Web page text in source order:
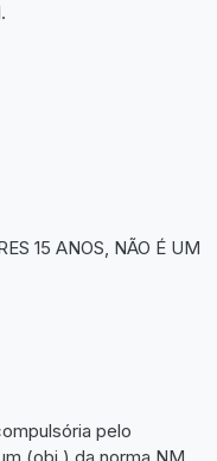
15 ANOS, NÃO É UM
pelo